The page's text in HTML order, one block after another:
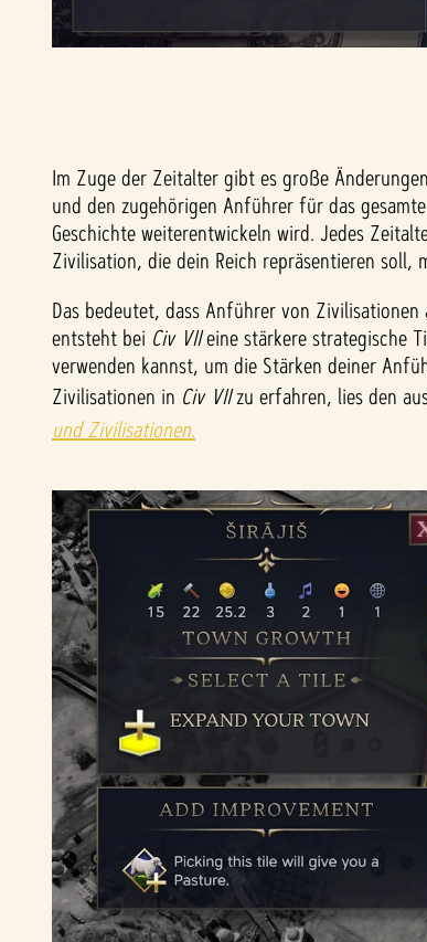
Im Zuge der Zeitalter gibt es große
und den zugehörigen Anführer für das
Geschichte weiterentwickeln wird. Jedes
Zivilisation, die dein Reich repräsentieren soll,
Das bedeutet, dass Anführer von
entsteht bei Civ VIIeine stärkere strategische
verwenden kannst, um die Stärken deiner
Zivilisationen in Civ VIIzu erfahren, lies den
und Zivilisationen.